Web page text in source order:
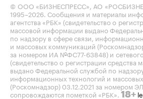
© ООО «БИЗНЕСПРЕСС», АО
1995–2026. Сообщения и материалы
агентства «РБК» (свидетельство о
массовой информации выдано
по надзору в сфере связи,
и массовых коммуникаций
за номером ИА №ФС77-63848) и
(свидетельство о регистрации
выдано Федеральной службой по
информационных технологий и
(Роскомнадзор) 03.12.2021 за номером
сопровождаются пометкой «РБК». 18+